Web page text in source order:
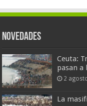
Novedades
Ceuta:
pasan a
2
La